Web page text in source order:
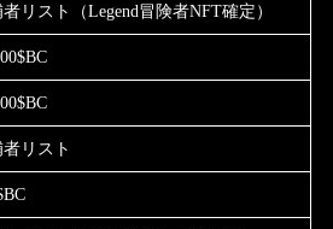
リスト（Legend冒険者NFT確定）
リスト